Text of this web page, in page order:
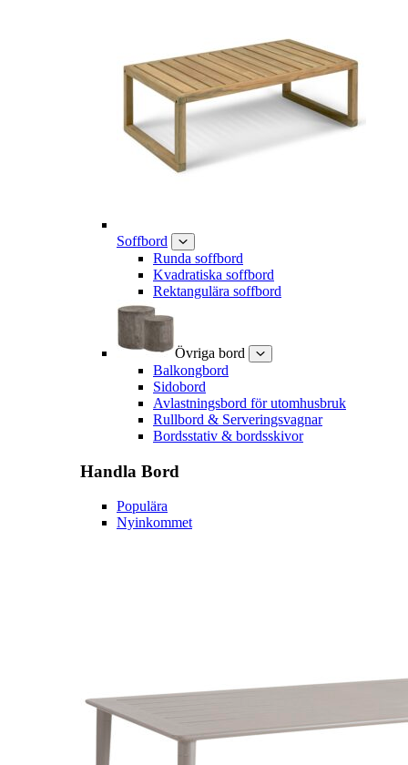
Soffbord
Runda soffbord
Kvadratiska soffbord
Rektangulära soffbord
Övriga bord
Balkongbord
Sidobord
Avlastningsbord för utomhusbruk
Rullbord & Serveringsvagnar
Bordsstativ & bordsskivor
Handla Bord
Populära
Nyinkommet